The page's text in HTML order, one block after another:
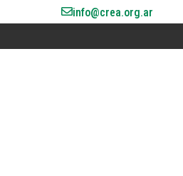
info@crea.org.ar